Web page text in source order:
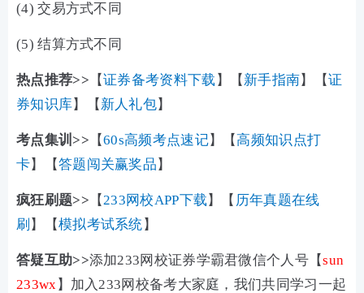
(4) 交易方式不同
(5) 结算方式不同
热点推荐>> 【证券备考资料下载 】【 新手指南】【证
券知识库】【 新人礼包】
考点集训>> 【60s高频考点速记】【高频知识点打
卡】【答题闯关赢奖品 】
疯狂刷题>> 【233网校APP下载 】【 历年真题在线
刷 】【模拟考试系统 】
答疑互助>>添加233网校证券学霸君微信个人号【sun
233wx 】加入233网校备考大家庭，我们共同学习一起